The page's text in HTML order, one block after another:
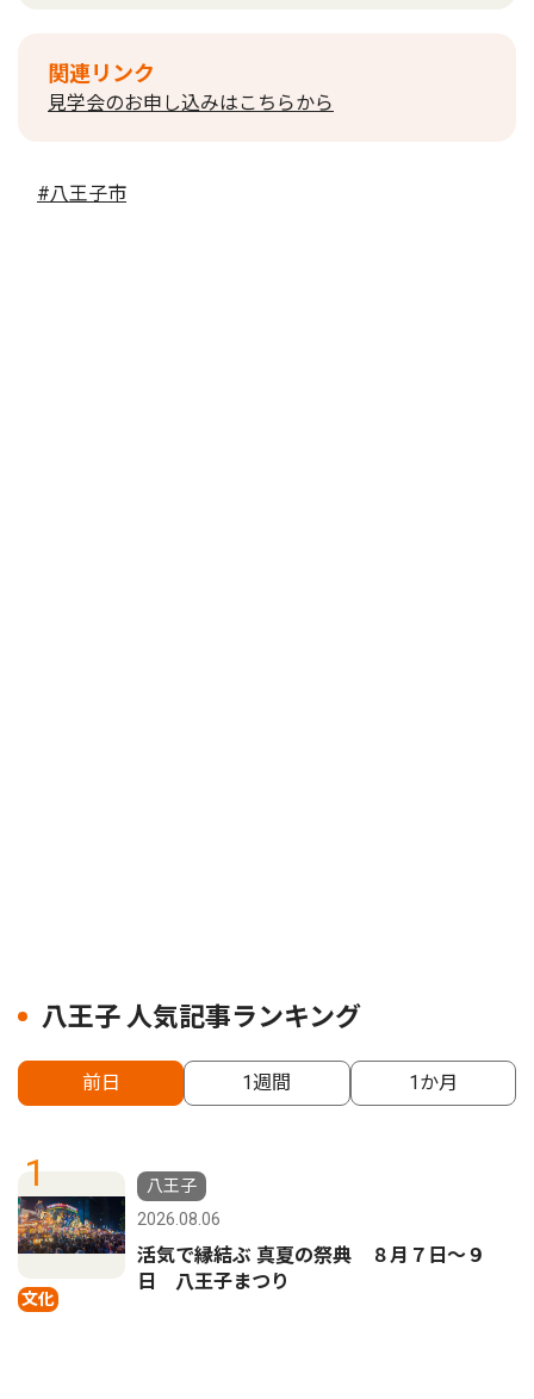
関連リンク
見学会のお申し込みはこちらから
#八王子市
八王子 人気記事ランキング
前日 1週間 1か月
1
文化
八王子
2026.08.06
活気で縁結ぶ 真夏の祭典 ８月７日〜９
日 八王子まつり